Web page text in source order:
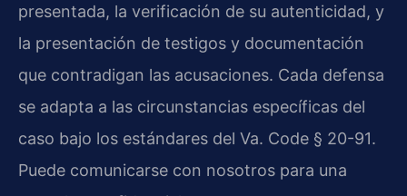
presentada, la verificación de su autenticidad, y
la presentación de testigos y documentación
que contradigan las acusaciones. Cada defensa
se adapta a las circunstancias específicas del
caso bajo los estándares del Va. Code § 20-91.
Puede comunicarse con nosotros para una